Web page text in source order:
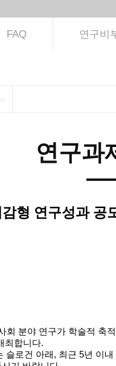
FAQ 연구비
연구과
형 연구성과 공
분야 연구가 학술적
최합니다.
로건 아래, 최근 5년 이